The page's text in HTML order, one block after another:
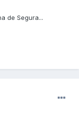
de Segura...